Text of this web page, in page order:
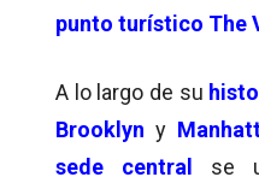
punto turístico The
A lo largo de su
Brooklyn y
sede central
se